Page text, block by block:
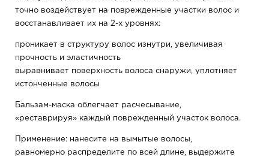
точно воздействует на поврежденные участки волос и
восстанавливает их на 2-х уровнях:
проникает в структуру волос изнутри, увеличивая
прочность и эластичность
выравнивает поверхность волоса снаружи, уплотняет
истонченные волосы
Бальзам-маска облегчает расчесывание,
«реставрируя» каждый поврежденный участок волоса.
Применение: нанесите на вымытые волосы,
равномерно распределите по всей длине, выдержите